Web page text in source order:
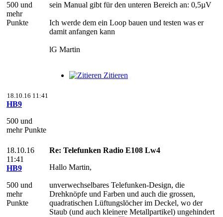
500 und
mehr
Punkte
sein Manual gibt für den unteren Bereich an: 0,5µV
Ich werde dem ein Loop bauen und testen was er
damit anfangen kann
lG Martin
Zitieren
18.10.16 11:41
HB9
500 und
mehr Punkte
18.10.16
11:41
HB9
500 und
mehr
Punkte
Re: Telefunken Radio E108 Lw4
Hallo Martin,
unverwechselbares Telefunken-Design, die
Drehknöpfe und Farben und auch die grossen,
quadratischen Lüftungslöcher im Deckel, wo der
Staub (und auch kleinere Metallpartikel) ungehindert